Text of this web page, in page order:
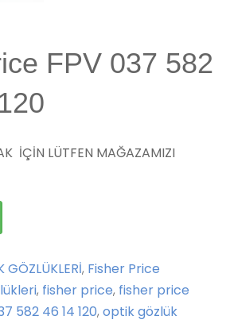
FPV 037 582
İÇİN LÜTFEN MAĞAZAMIZI
GÖZLÜKLERİ, Fisher Price
, fisher price, fisher price
582 46 14 120, optik gözlük